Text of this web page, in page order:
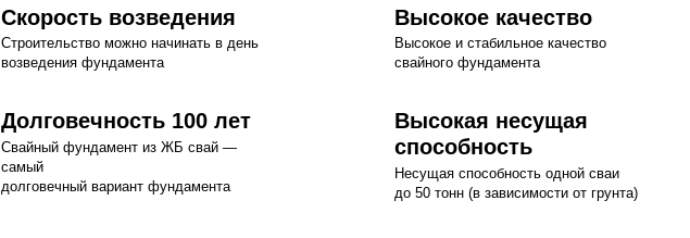
Скорость возведения
Строительство можно начинать в день
возведения фундамента
Высокое качество
Высокое и стабильное качество
свайного фундамента
Долговечность 100 лет
Свайный фундамент из ЖБ свай —
самый
долговечный вариант фундамента
Высокая несущая
способность
Несущая способность одной сваи
до 50 тонн (в зависимости от грунта)